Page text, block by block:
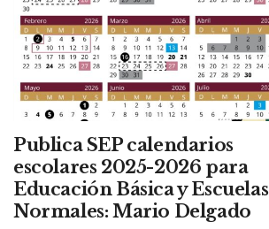
Publica SEP calendarios
escolares 2025-2026 para
Educación Básica y Escuelas
Normales: Mario Delgado